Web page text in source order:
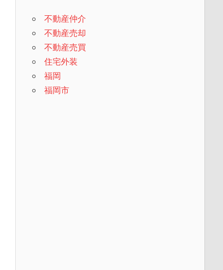
不動産仲介
不動産売却
不動産売買
住宅外装
福岡
福岡市